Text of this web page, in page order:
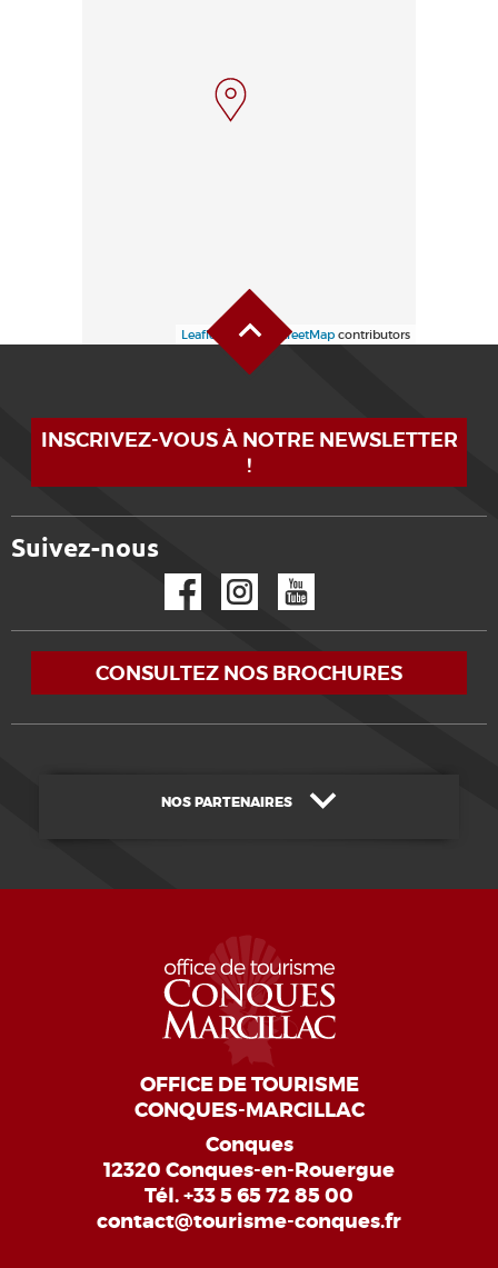
Leaflet | ©OpenStreetMap contributors
INSCRIVEZ-VOUS À NOTRE NEWSLETTER
!
Suivez-nous
CONSULTEZ NOS BROCHURES
NOS PARTENAIRES
OFFICE DE TOURISME
CONQUES-MARCILLAC
Conques
12320 Conques-en-Rouergue
Tél.+33 5 65 72 85 00
contact@tourisme-conques.fr